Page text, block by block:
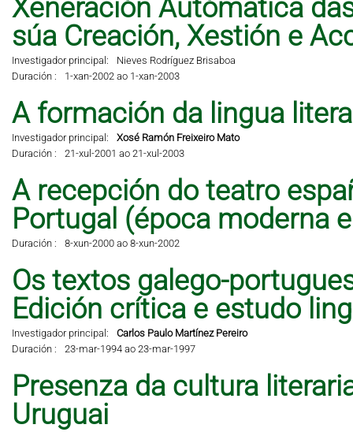
Xeneración Autómatica
súa Creación, Xestión e
Investigador principal:
Nieves Rodríguez Brisaboa
Duración :
1-xan-2002 ao 1-xan-2003
A formación da lingua
Investigador principal:
Xosé Ramón Freixeiro Mato
Duración :
21-xul-2001 ao 21-xul-2003
A recepción do teatro
Portugal (época moderna
Duración : 8-xun-2000 ao 8-xun-2002
Os textos galego-
Edición crítica e estudo
Investigador principal:
Carlos Paulo Martínez Pereiro
Duración :
23-mar-1994 ao 23-mar-1997
Presenza da cultura
Uruguai